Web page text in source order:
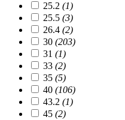
25.2 (1)
25.5 (3)
26.4 (2)
30 (203)
31 (1)
33 (2)
35 (5)
40 (106)
43.2 (1)
45 (2)